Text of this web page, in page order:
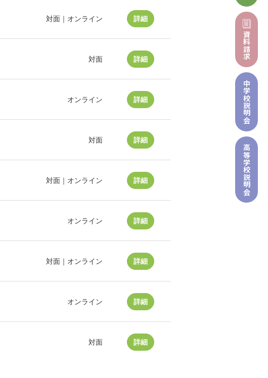
資料請求
中学校
説明会
高等学校
説明会
対面｜オンライン 詳細
対面 詳細
オンライン 詳細
対面 詳細
対面｜オンライン 詳細
オンライン 詳細
対面｜オンライン 詳細
オンライン 詳細
対面 詳細